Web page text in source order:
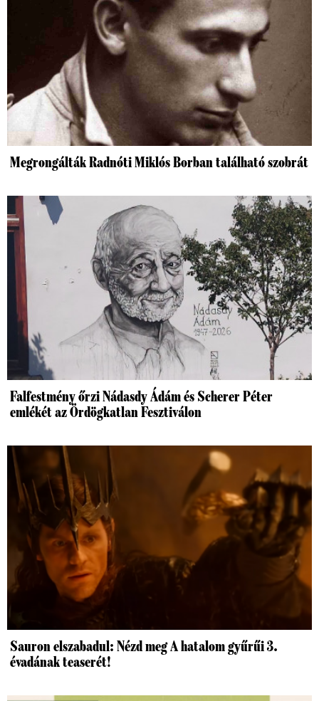
Megrongálták Radnóti Miklós Borban található szobrát
Falfestmény őrzi Nádasdy Ádám és Scherer Péter
emlékét az Ördögkatlan Fesztiválon
Sauron elszabadul: Nézd meg A hatalom gyűrűi 3.
évadának teaserét!